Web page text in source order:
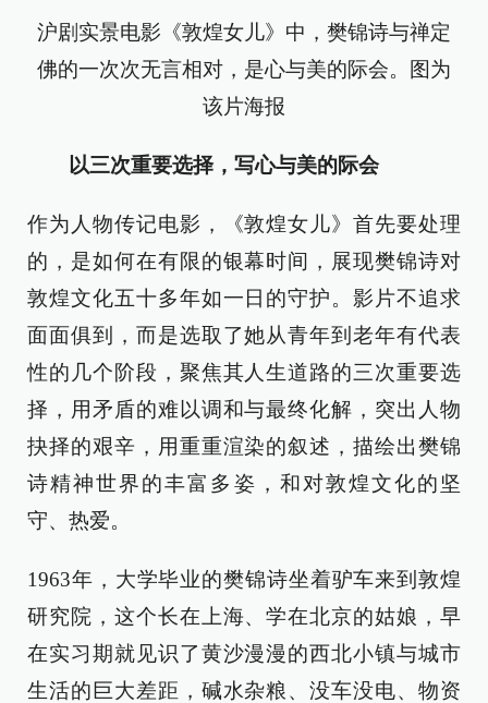
沪剧实景电影《敦煌女儿》中，樊锦诗与禅定
佛的一次次无言相对，是心与美的际会。图为
该片海报
以三次重要选择，写心与美的际会
作为人物传记电影，《敦煌女儿》首先要处理
的，是如何在有限的银幕时间，展现樊锦诗对
敦煌文化五十多年如一日的守护。影片不追求
面面俱到，而是选取了她从青年到老年有代表
性的几个阶段，聚焦其人生道路的三次重要选
择，用矛盾的难以调和与最终化解，突出人物
抉择的艰辛，用重重渲染的叙述，描绘出樊锦
诗精神世界的丰富多姿，和对敦煌文化的坚
守、热爱。
1963年，大学毕业的樊锦诗坐着驴车来到敦煌
研究院，这个长在上海、学在北京的姑娘，早
在实习期就见识了黄沙漫漫的西北小镇与城市
生活的巨大差距，碱水杂粮、没车没电、物资